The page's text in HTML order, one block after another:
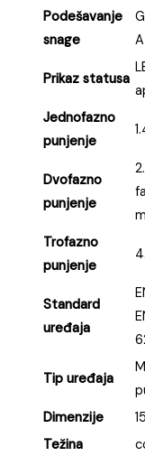
Podešavanje
snage
Prikaz statusa
Jednofazno
punjenje
Dvofazno
punjenje
Trofazno
punjenje
Standard
uređaja
Tip uređaja
Dimenzije
Težina